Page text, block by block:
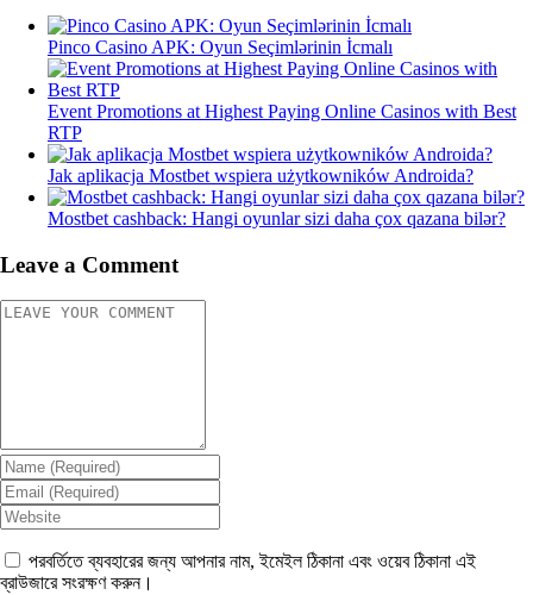
Pinco Casino APK: Oyun Seçimlərinin İcmalı
Event Promotions at Highest Paying Online Casinos with Best
RTP
Jak aplikacja Mostbet wspiera użytkowników Androida?
Mostbet cashback: Hangi oyunlar sizi daha çox qazana bilər?
Leave a Comment
পরবর্তিতে ব্যবহারের জন্য আপনার নাম, ইমেইল ঠিকানা এবং ওয়েব ঠিকানা এই
ব্রাউজারে সংরক্ষণ করুন।